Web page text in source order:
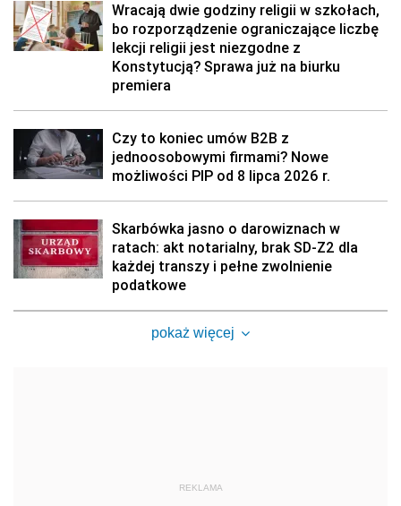
Wracają dwie godziny religii w szkołach,
bo rozporządzenie ograniczające liczbę
lekcji religii jest niezgodne z
Konstytucją? Sprawa już na biurku
premiera
Czy to koniec umów B2B z
jednoosobowymi firmami? Nowe
możliwości PIP od 8 lipca 2026 r.
Skarbówka jasno o darowiznach w
ratach: akt notarialny, brak SD-Z2 dla
każdej transzy i pełne zwolnienie
podatkowe
pokaż więcej
REKLAMA